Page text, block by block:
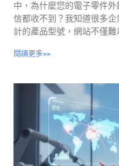
中，為什麼您的電子零件
信都收不到？我知道很多
計的產品型號，網站不僅難
閱讀更多>>